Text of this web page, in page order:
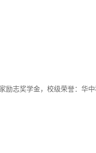
励志奖学金，校级荣誉：华